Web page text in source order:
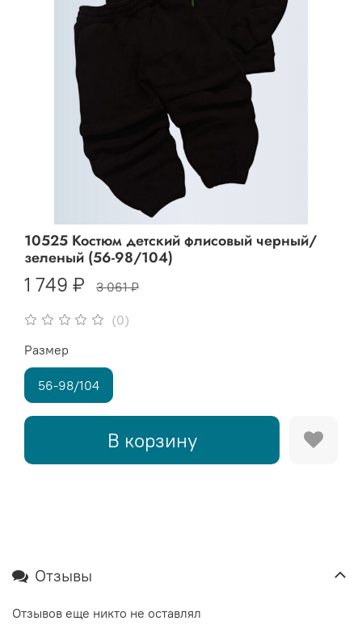
(0)
10525 Костюм детский флисовый черный/
зеленый (56-98/104)
1 749 ₽ 3 061 ₽
В корзину
Размер
56-98/104
Отзывы
Отзывов еще никто не оставлял